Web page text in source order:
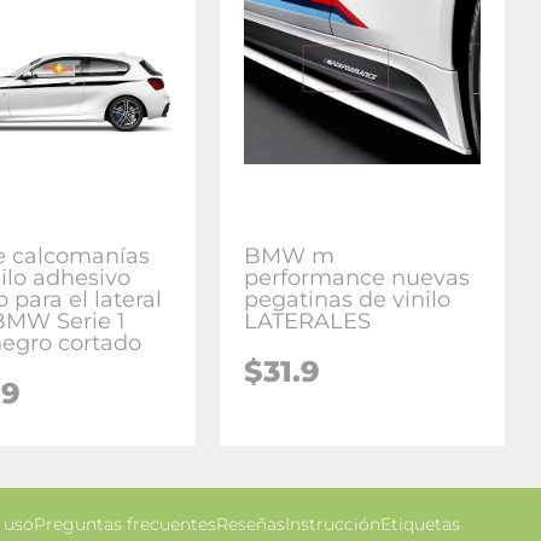
calcomanías
adhesivo
para el lateral
Serie 1
cortado
BMW m
performance nuevas
pegatinas de vinilo
LATERALES
$31.9
Preguntas frecuentesReseñasInstrucciónEtiquetas